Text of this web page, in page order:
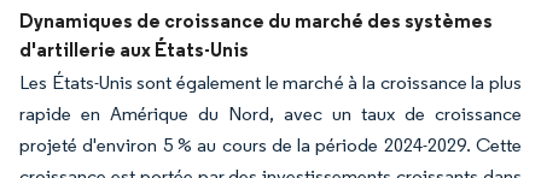
Dynamiques de croissance du marché des systèmes
d'artillerie aux États-Unis
Les États-Unis sont également le marché à la croissance la plus
rapide en Amérique du Nord, avec un taux de croissance
projeté d'environ 5 % au cours de la période 2024-2029. Cette